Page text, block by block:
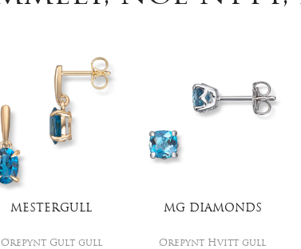
MESTERGULL
Ørepynt Gult gull
MG DIAMONDS
Ørepynt Hvitt gull